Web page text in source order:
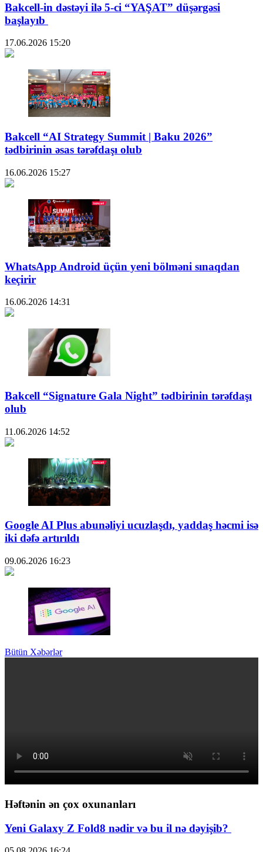
Bakcell-in dəstəyi ilə 5-ci “YAŞAT” düşərgəsi
başlayıb
17.06.2026 15:20
Bakcell “AI Strategy Summit | Baku 2026”
tədbirinin əsas tərəfdaşı olub
16.06.2026 15:27
WhatsApp Android üçün yeni bölməni sınaqdan
keçirir
16.06.2026 14:31
Bakcell “Signature Gala Night” tədbirinin tərəfdaşı
olub
11.06.2026 14:52
Google AI Plus abunəliyi ucuzlaşdı, yaddaş həcmi isə
iki dəfə artırıldı
09.06.2026 16:23
Bütün Xəbərlər
Həftənin ən çox oxunanları
Yeni Galaxy Z Fold8 nədir və bu il nə dəyişib?